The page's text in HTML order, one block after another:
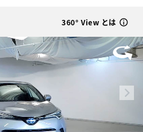
360° View とは